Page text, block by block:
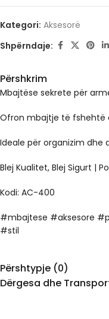
Kategori: Aksesorë
Shpërndaje:
Përshkrim
Mbajtëse sekrete për
Ofron mbajtje të fshehtë
Ideale për organizim dhe
Blej Kualitet, Blej Sigurt |
Kodi: AC-400
#mbajtese #aksesore
#stil
Përshtypje (0)
Dërgesa dhe